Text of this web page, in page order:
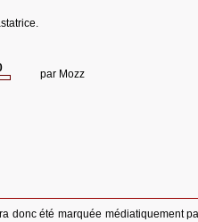
par Mozz
donc été marquée médiatiquement